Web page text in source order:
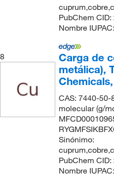
PubChem
Nombre
8
Carga de
metálica),
CAS: 7440-50-
molecular (g/
Sinónimo:
PubChem
Nombre